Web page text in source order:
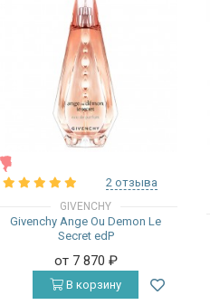
2 отзыва
GIVENCHY
Givenchy Ange Ou Demon Le
Secret edP
от 7 870 ₽
В корзину